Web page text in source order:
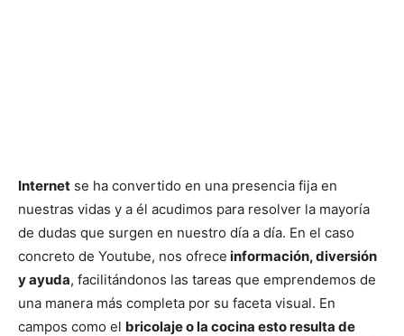
Internet se ha convertido en una presencia fija en
nuestras vidas y a él acudimos para resolver la mayoría
de dudas que surgen en nuestro día a día. En el caso
concreto de Youtube, nos ofrece información, diversión
y ayuda, facilitándonos las tareas que emprendemos de
una manera más completa por su faceta visual. En
campos como el bricolaje o la cocina esto resulta de